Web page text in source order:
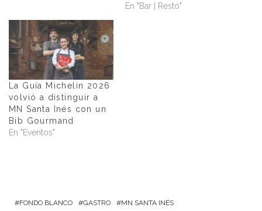
En "Bar | Restó"
La Guía Michelin 2026
volvió a distinguir a
MN Santa Inés con un
Bib Gourmand
En "Eventos"
FONDO BLANCO GASTRO MN SANTA INÉS